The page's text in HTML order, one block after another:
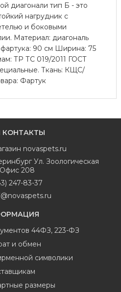
диагонали тип Б - это
нагрудник с
и боковыми
Материал: диагональ
90 см Ширина: 75
ТР ТС 019/2011 ГОСТ
Ткань: КЩС/
Фартук
novaspets.ru
Ул. Зоологическая
208
247-83-37
44ФЗ, 223-ФЗ
и обмен
символики
размеры